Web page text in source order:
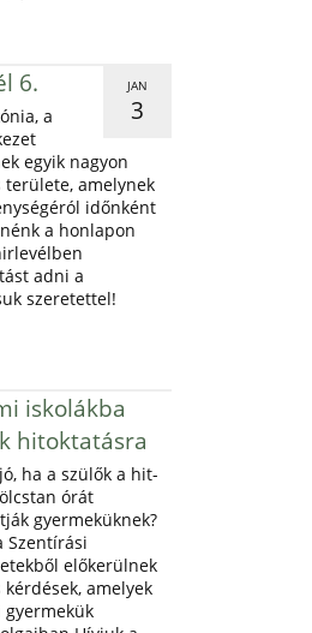
JAN
3
6.
a
egyik nagyon
területe, amelynek
időnként
a honlapon
adni a
szeretettel!
iskolákba
hitoktatásra
ha a szülők a hit-
órát
gyermeküknek?
Szentírási
előkerülnek
amelyek